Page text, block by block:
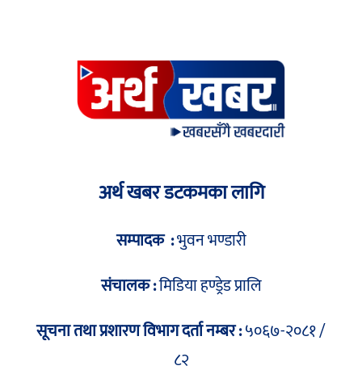
अर्थ खबर डटकमका लागि
सम्पादक :भुवन भण्डारी
संचालक :मिडिया हण्ड्रेड प्रालि
सूचना तथा प्रशारण विभाग दर्ता नम्बर :५०६७-२०८१ /
८२